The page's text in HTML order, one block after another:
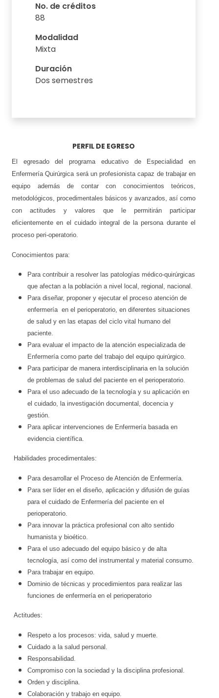
No. de créditos
88
Modalidad
Mixta
Duración
Dos semestres
PERFIL DE EGRESO
El egresado del programa educativo de Especialidad en
Enfermería Quirúrgica será un profesionista capaz de trabajar en
equipo además de contar con conocimientos teóricos,
metodológicos, procedimentales básicos y avanzados, así como
con actitudes y valores que le permitirán participar
eficientemente en el cuidado integral de la persona durante el
proceso peri-operatorio.
Conocimientos para:
Para contribuir a resolver las patologías médico-quirúrgicas
que afectan a la población a nivel local, regional, nacional.
Para diseñar, proponer y ejecutar el proceso atención de
enfermería en el perioperatorio, en diferentes situaciones
de salud y en las etapas del ciclo vital humano del
paciente.
Para evaluar el impacto de la atención especializada de
Enfermería como parte del trabajo del equipo quirúrgico.
Para participar de manera interdisciplinaria en la solución
de problemas de salud del paciente en el perioperatorio.
Para el uso adecuado de la tecnología y su aplicación en
el cuidado, la investigación documental, docencia y
gestión.
Para aplicar intervenciones de Enfermería basada en
evidencia científica.
Habilidades procedimentales:
Para desarrollar el Proceso de Atención de Enfermería.
Para ser líder en el diseño, aplicación y difusión de guías
para el cuidado de Enfermería del paciente en el
perioperatorio.
Para innovar la práctica profesional con alto sentido
humanista y bioético.
Para el uso adecuado del equipo básico y de alta
tecnología, así como del instrumental y material consumo.
Para trabajar en equipo.
Dominio de técnicas y procedimientos para realizar las
funciones de enfermería en el perioperatorio
Actitudes:
Respeto a los procesos: vida, salud y muerte.
Cuidado a la salud personal.
Responsabilidad.
Compromiso con la sociedad y la disciplina profesional.
Orden y disciplina.
Colaboración y trabajo en equipo.